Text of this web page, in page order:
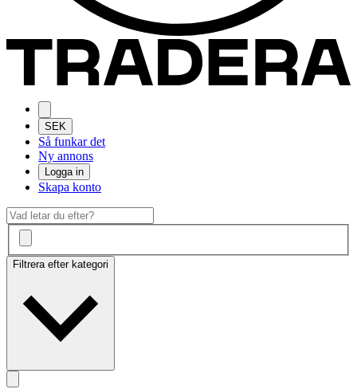
SEK
Så funkar det
Ny annons
Logga in
Skapa konto
Filtrera efter kategori